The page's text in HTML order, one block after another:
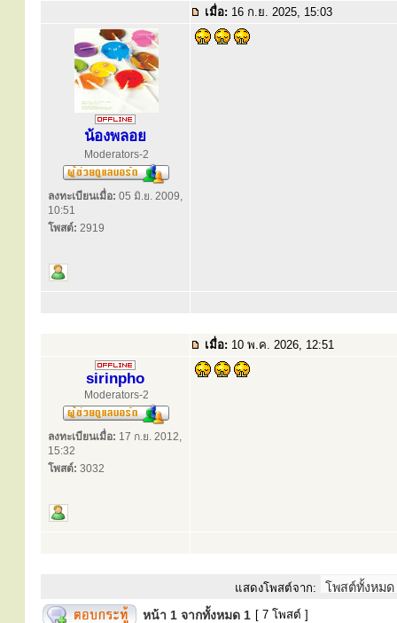
เมื่อ: 16 ก.ย. 2025, 15:03
น้องพลอย
Moderators-2
ลงทะเบียนเมื่อ: 05 มิ.ย. 2009,
10:51
โพสต์: 2919
เมื่อ: 10 พ.ค. 2026, 12:51
sirinpho
Moderators-2
ลงทะเบียนเมื่อ: 17 ก.ย. 2012,
15:32
โพสต์: 3032
แสดงโพสต์จาก:
หน้า 1 จากทั้งหมด 1 [ 7 โพสต์ ]